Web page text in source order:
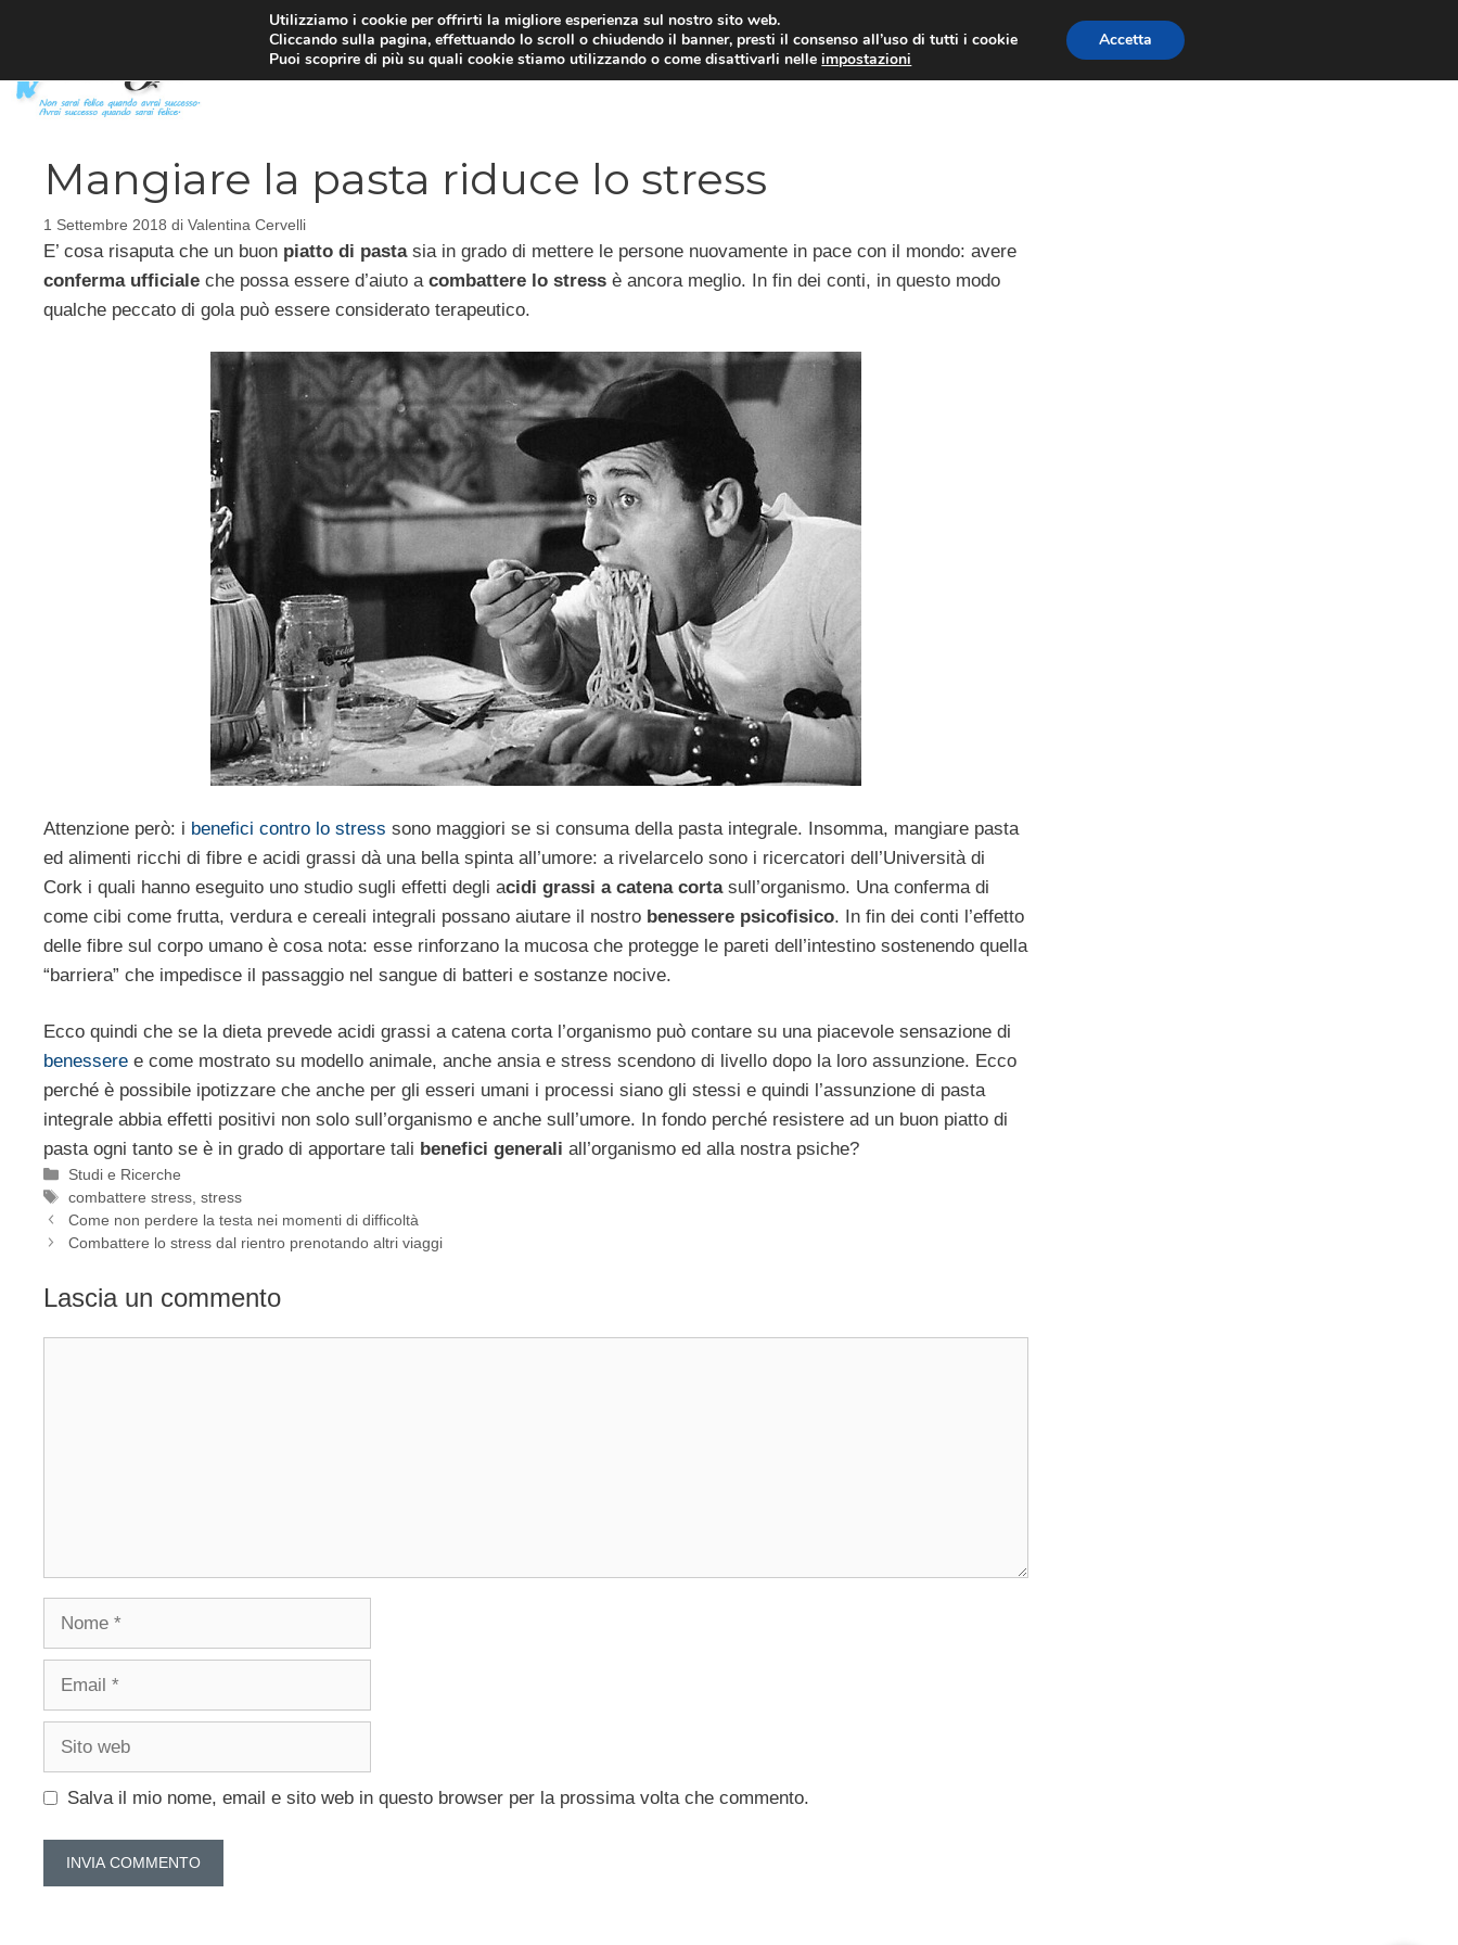
DIPENDENZE RELAZIONI INTERPERSONALI
Mangiare la pasta riduce lo stress
1 Settembre 2018 di Valentina Cervelli
E’ cosa risaputa che un buon piatto di pastasia in grado di mettere le persone nuovamente in pace con il mondo: avere
conferma ufficiale che possa essere d’aiuto a combattere lo stress è ancora meglio. In fin dei conti, in questo modo
qualche peccato di gola può essere considerato terapeutico.
Attenzione però: i benefici contro lo stress sono maggiori se si consuma della pasta integrale. Insomma, mangiare pasta
ed alimenti ricchi di fibre e acidi grassi dà una bella spinta all’umore: a rivelarcelo sono i ricercatori dell’Università di
Cork i quali hanno eseguito uno studio sugli effetti degli acidi grassi a catena cortasull’organismo. Una conferma di
come cibi come frutta, verdura e cereali integrali possano aiutare il nostro benessere psicofisico. In fin dei conti l’effetto
delle fibre sul corpo umano è cosa nota: esse rinforzano la mucosa che protegge le pareti dell’intestino sostenendo quella
“barriera” che impedisce il passaggio nel sangue di batteri e sostanze nocive.
Ecco quindi che se la dieta prevede acidi grassi a catena corta l’organismo può contare su una piacevole sensazione di
benessere e come mostrato su modello animale, anche ansia e stress scendono di livello dopo la loro assunzione. Ecco
perché è possibile ipotizzare che anche per gli esseri umani i processi siano gli stessi e quindi l’assunzione di pasta
integrale abbia effetti positivi non solo sull’organismo e anche sull’umore. In fondo perché resistere ad un buon piatto di
pasta ogni tanto se è in grado di apportare tali benefici generali all’organismo ed alla nostra psiche?
Categorie
Studi e Ricerche
Tag
combattere stress ,stress
Come non perdere la testa nei momenti di difficoltà
Combattere lo stress dal rientro prenotando altri viaggi
Lascia un commento
Salva il mio nome, email e sito web in questo browser per la prossima volta che commento.
Utilizziamo i cookie per offrirti la migliore esperienza sul nostro sito web.
Cliccando sulla pagina, effettuando lo scroll o chiudendo il banner, presti il consenso all’uso di tutti i cookie
Puoi scoprire di più su quali cookie stiamo utilizzando o come disattivarli nelleimpostazioni
Accetta